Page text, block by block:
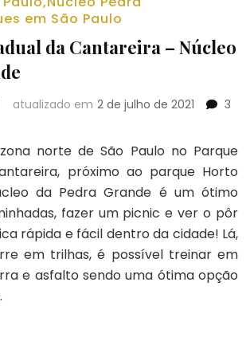
em São Paulo
da Cantareira – Núcleo
atualizado em 2 de julho de 2021
3
norte de São Paulo no Parque
próximo ao parque Horto
da Pedra Grande é um ótimo
fazer um picnic e ver o pôr
rápida e fácil dentro da cidade! Lá,
em trilhas, é possível treinar em
e asfalto sendo uma ótima opção